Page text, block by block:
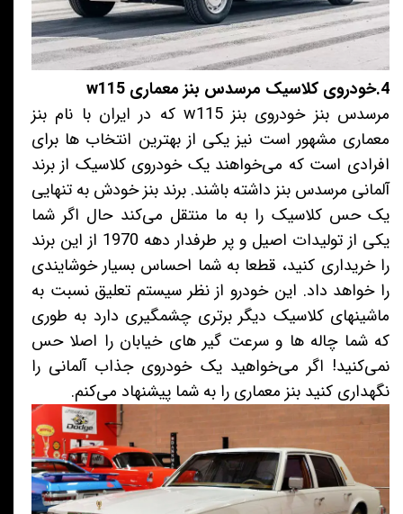
4.خودروی کلاسیک مرسدس بنز معماری w115
مرسدس بنز خودروی بنز w115 که در ایران با نام بنز
معماری مشهور است نیز یکی از بهترین انتخاب ها برای
افرادی است که می‌خواهند یک خودروی کلاسیک از برند
آلمانی مرسدس بنز داشته باشند. برند بنز خودش به تنهایی
یک حس کلاسیک را به ما منتقل می‌کند حال اگر شما
یکی از تولیدات اصیل و پر طرفدار دهه 1970 از این برند
را خریداری کنید، قطعا به شما احساس بسیار خوشایندی
را خواهد داد. این خودرو از نظر سیستم تعلیق نسبت به
ماشینهای کلاسیک دیگر برتری چشمگیری دارد به طوری
که شما چاله ها و سرعت گیر های خیابان را اصلا حس
نمی‌کنید! اگر می‌خواهید یک خودروی جذاب آلمانی را
نگهداری کنید بنز معماری را به شما پیشنهاد می‌کنم.